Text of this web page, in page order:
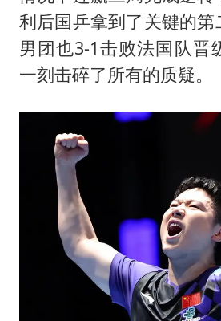
利后国乒拿到了关键的第
男团也3-1击败法国队晋
一刻击碎了所有的质疑。